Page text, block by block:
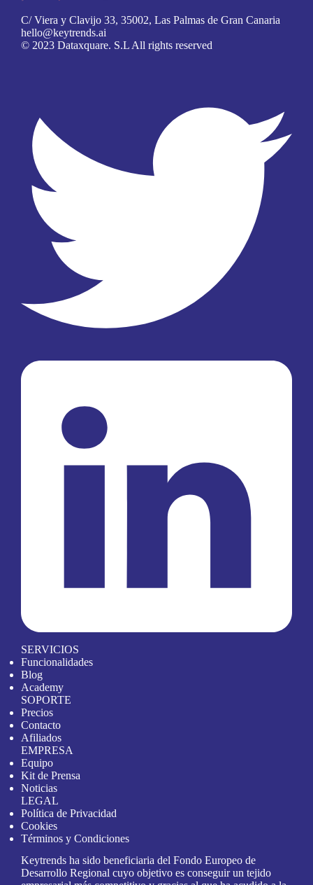
C/ Viera y Clavijo 33, 35002, Las Palmas de Gran Canaria
hello@keytrends.ai
© 2023 Dataxquare. S.L All rights reserved
SERVICIOS
Funcionalidades
Blog
Academy
SOPORTE
Precios
Contacto
Afiliados
EMPRESA
Equipo
Kit de Prensa
Noticias
LEGAL
Política de Privacidad
Cookies
Términos y Condiciones
Keytrends ha sido beneficiaria del Fondo Europeo de
Desarrollo Regional cuyo objetivo es conseguir un tejido